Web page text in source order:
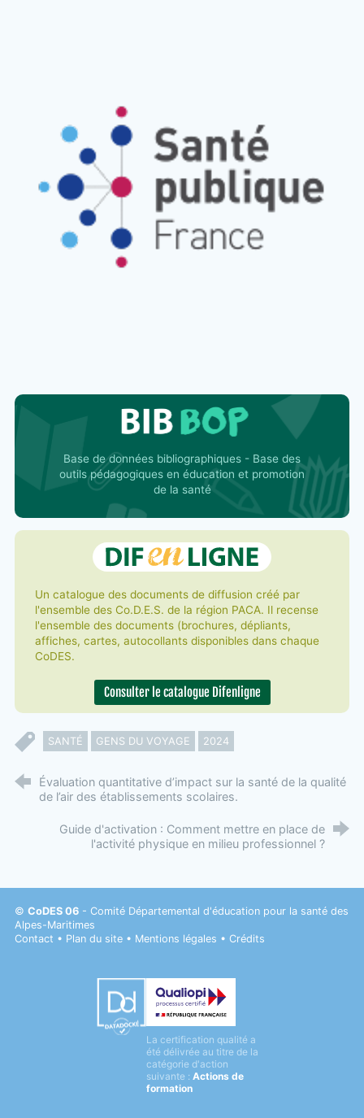
Base de données bibliographiques - Base des
outils pédagogiques en éducation et promotion
de la santé
Un catalogue des documents de diffusion créé par
l'ensemble des Co.D.E.S. de la région PACA. Il recense
l'ensemble des documents (brochures, dépliants,
affiches, cartes, autocollants disponibles dans chaque
CoDES.
Consulter le catalogue Difenligne
SANTÉ GENS DU VOYAGE 2024
Évaluation quantitative d’impact sur la santé de la qualité
de l’air des établissements scolaires.
Guide d'activation : Comment mettre en place de
l'activité physique en milieu professionnel ?
© CoDES 06- Comité Départemental d'éducation pour la santé des
Alpes-Maritimes
Contact • Plan du site• Mentions légales • Crédits
Datadock
Qualiopi
La certification qualité a
été délivrée au titre de la
catégorie d'action
suivante : Actions de
formation